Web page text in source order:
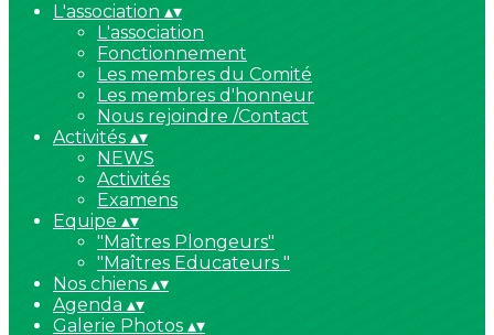
L'association ▴▾
L'association
Fonctionnement
Les membres du Comité
Les membres d'honneur
Nous rejoindre /Contact
Activités ▴▾
NEWS
Activités
Examens
Equipe ▴▾
"Maîtres Plongeurs"
"Maîtres Educateurs "
Nos chiens ▴▾
Agenda ▴▾
Galerie Photos ▴▾